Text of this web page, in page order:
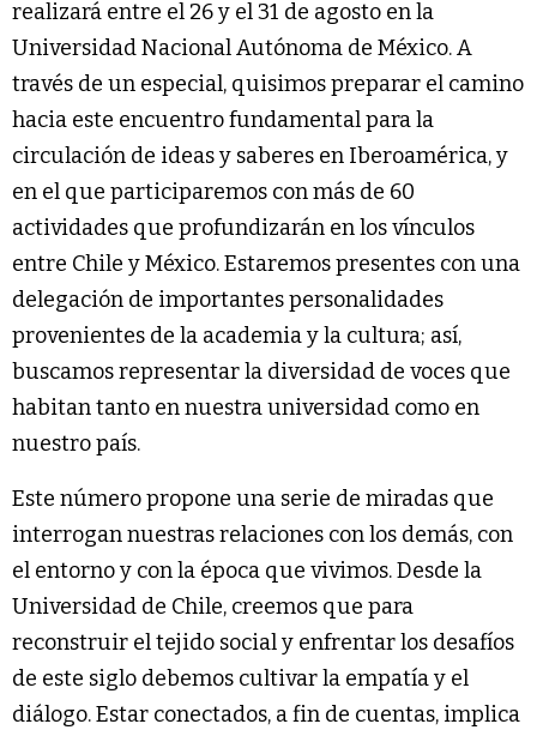
realizará entre el 26 y el 31 de agosto en la
Universidad Nacional Autónoma de México. A
través de un especial, quisimos preparar el camino
hacia este encuentro fundamental para la
circulación de ideas y saberes en Iberoamérica, y
en el que participaremos con más de 60
actividades que profundizarán en los vínculos
entre Chile y México. Estaremos presentes con una
delegación de importantes personalidades
provenientes de la academia y la cultura; así,
buscamos representar la diversidad de voces que
habitan tanto en nuestra universidad como en
nuestro país.
Este número propone una serie de miradas que
interrogan nuestras relaciones con los demás, con
el entorno y con la época que vivimos. Desde la
Universidad de Chile, creemos que para
reconstruir el tejido social y enfrentar los desafíos
de este siglo debemos cultivar la empatía y el
diálogo. Estar conectados, a fin de cuentas, implica